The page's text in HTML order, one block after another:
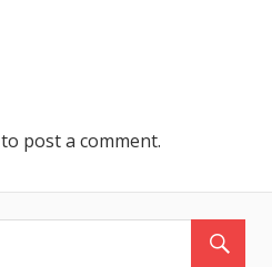
to post a comment.